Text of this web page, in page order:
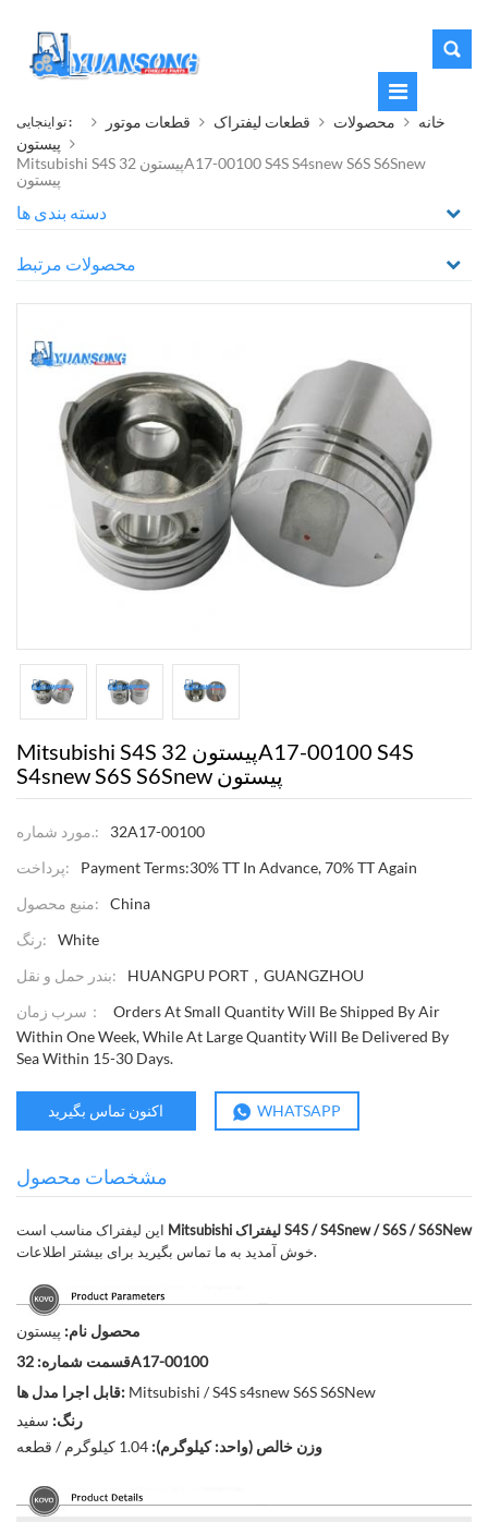
تو اینجایی : خانه محصولات قطعات لیفتراک
قطعات موتور
پیستون
Mitsubishi S4S پیستون 32A17-00100 S4S S4snew S6S S6Snew
پیستون
دسته بندی ها
محصولات مرتبط
Mitsubishi S4S پیستون 32A17-00100 S4S
S4snew S6S S6Snew پیستون
مورد شماره.:
32A17-00100
پرداخت:
Payment Terms:30% TT In Advance, 70% TT Again
منبع محصول:
China
رنگ:
White
بندر حمل و نقل:
HUANGPU PORT，GUANGZHOU
سرب زمان：
Orders At Small Quantity Will Be Shipped By Air
Within One Week, While At Large Quantity Will Be Delivered By
Sea Within 15-30 Days.
اکنون تماس بگیرید WHATSAPP
مشخصات محصول
این لیفتراک مناسب است
Mitsubishi لیفتراک S4S / S4Snew / S6S / S6SNew
خوش آمدید به ما تماس بگیرید برای بیشتر اطلاعات.
محصول نام: پیستون
قسمت شماره:32A17-00100
قابل اجرا مدل ها: Mitsubishi / S4S s4snew S6S S6SNew
رنگ: سفید
وزن خالص (واحد: کیلوگرم): 1.04 کیلوگرم / قطعه